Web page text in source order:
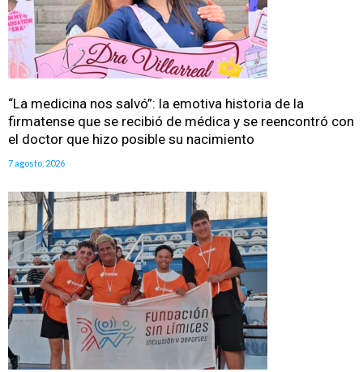
“La medicina nos salvó”: la emotiva historia de la
firmatense que se recibió de médica y se reencontró con
el doctor que hizo posible su nacimiento
7 agosto, 2026